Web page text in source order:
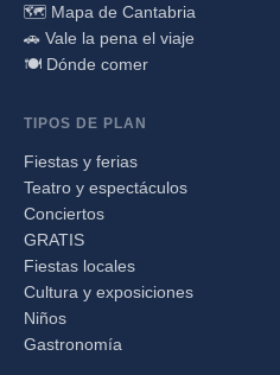
🗺️ Mapa de Cantabria
🚗 Vale la pena el viaje
🍽️ Dónde comer
TIPOS DE PLAN
Fiestas y ferias
Teatro y espectáculos
Conciertos
GRATIS
Fiestas locales
Cultura y exposiciones
Niños
Gastronomía